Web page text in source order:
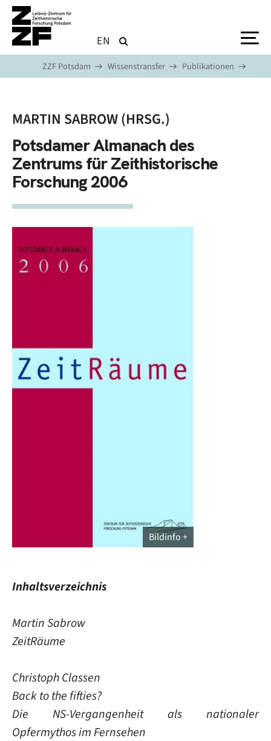
Direkt zum Inhalt
EN
ZZF Potsdam Wissenstransfer Publikationen
MARTIN SABROW (HRSG.)
Potsdamer Almanach des
Zentrums für Zeithistorische
Forschung 2006
Bildinfo
Inhaltsverzeichnis
Martin Sabrow
ZeitRäume
Christoph Classen
Back to the fifties?
Die NS-Vergangenheit als nationaler
Opfermythos im Fernsehen